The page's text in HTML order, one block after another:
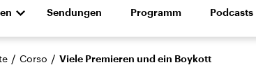
Politik Wirtschaft Wissen
und Feature Musik
Sendungen Programm Podcasts
/ Corso / Viele Premieren und ein Boykott